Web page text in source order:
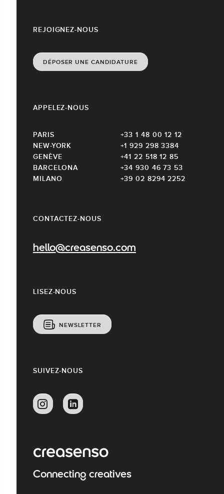
CONTACTEZ-NOUS
hello@creasenso.com
REJOIGNEZ-NOUS
DÉPOSER UNE CANDIDATURE
LISEZ-NOUS
NEWSLETTER
APPELEZ-NOUS
PARIS
+33 1 48 00 12 12
NEW-YORK
+1 929 298 3384
GENÈVE
+41 22 518 12 85
BARCELONA
+34 930 46 73 53
MILANO
+39 02 8294 2252
SUIVEZ-NOUS
Connecting creatives